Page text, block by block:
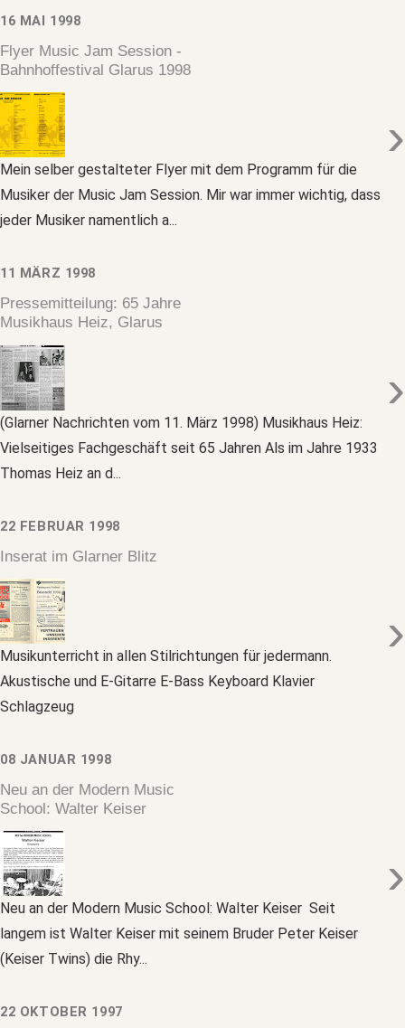
16 MAI 1998
Flyer Music Jam Session -
Bahnhoffestival Glarus 1998
›
Mein selber gestalteter Flyer mit dem Programm für die
Musiker der Music Jam Session. Mir war immer wichtig, dass
jeder Musiker namentlich a...
11 MÄRZ 1998
Pressemitteilung: 65 Jahre
Musikhaus Heiz, Glarus
›
(Glarner Nachrichten vom 11. März 1998) Musikhaus Heiz:
Vielseitiges Fachgeschäft seit 65 Jahren Als im Jahre 1933
Thomas Heiz an d...
22 FEBRUAR 1998
Inserat im Glarner Blitz
›
Musikunterricht in allen Stilrichtungen für jedermann.
Akustische und E-Gitarre E-Bass Keyboard Klavier
Schlagzeug
08 JANUAR 1998
Neu an der Modern Music
School: Walter Keiser
›
Neu an der Modern Music School: Walter Keiser Seit
langem ist Walter Keiser mit seinem Bruder Peter Keiser
(Keiser Twins) die Rhy...
22 OKTOBER 1997